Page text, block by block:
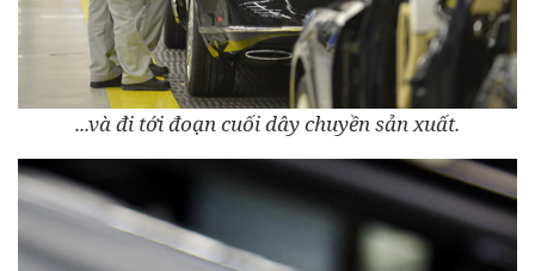
...và đi tới đoạn cuối dây chuyền sản xuất.